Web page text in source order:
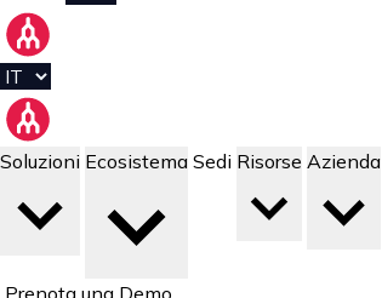
Soluzioni Ecosistema Sedi Risorse Azienda
Prenota una Demo